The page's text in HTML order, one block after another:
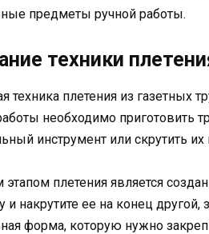
предметы ручной работы.
техники
техника плетения из газетных
необходимо приготовить
инструмент или скрутить
плетения является
и накрутите ее на конец
форма, которую нужно